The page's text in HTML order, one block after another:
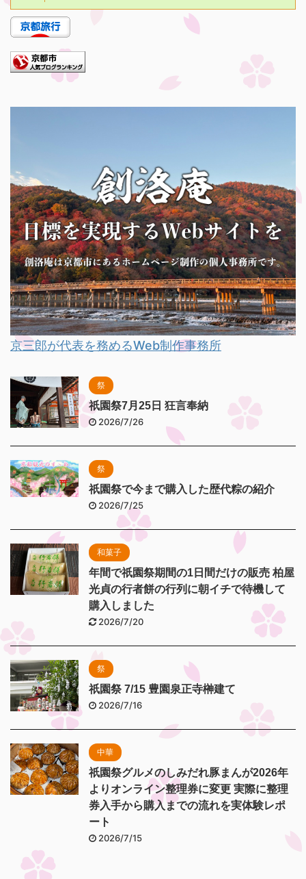
京三郎が代表を務めるWeb制作事務所
祭
祇園祭7月25日 狂言奉納
2026/7/26
祭
祇園祭で今まで購入した歴代粽の紹介
2026/7/25
和菓子
年間で祇園祭期間の1日間だけの販売 柏屋
光貞の行者餅の行列に朝イチで待機して
購入しました
2026/7/20
祭
祇園祭 7/15 豊園泉正寺榊建て
2026/7/16
中華
祇園祭グルメのしみだれ豚まんが2026年
よりオンライン整理券に変更 実際に整理
券入手から購入までの流れを実体験レポ
ート
2026/7/15